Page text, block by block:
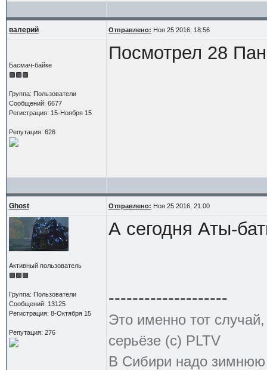
валерий Отправлено: Ноя 25 2016, 18:56
Басмач-байке
Группа: Пользователи
Сообщений: 6677
Регистрация: 15-Ноября 15
Репутация: 626
Посмотрел 28
Ghost Отправлено: Ноя 25 2016, 21:00
Активный пользователь
Группа: Пользователи
Сообщений: 13125
Регистрация: 8-Октября 15
Репутация: 276
А сегодня Аты-
--------------------
Это именно тот
серьёзе (с) PLTV
В Сибири надо зимнюю